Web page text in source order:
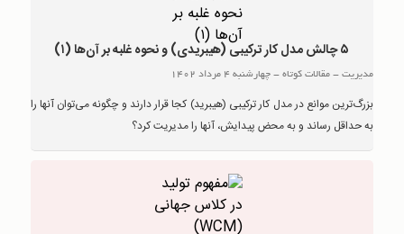
۵ چالش مدل کار ترکیبی (هیبریدی) و نحوه غلبه بر آن‌ها (۱)
مدیریت-مقالات کوتاه-چهارشنبه 4 مرداد 1402
بزرگ‌ترین موانع در مدل کار ترکیبی (هیبرید) کجا قرار دارند و چگونه می‌توان آنها را
به حداقل رساند و به محض پیدایش، آنها را مدیریت کرد؟